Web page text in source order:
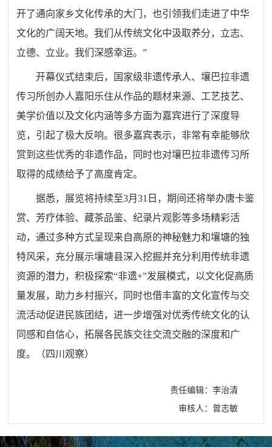
开了通向家乡文化传承的大门，也引领我们走进了中华
文化的广阔天地。我们从传统文化中汲取养分，立志、
立德、立业。我们深感幸运。”
开幕仪式结束后，国家级非遗传承人、壤巴拉非遗
传习所创办人嘉阳乐住从作品的题材来源、工艺技艺、
美学价值以及文化内涵等多方面为嘉宾进行了深度导
览，引起了极大反响。很多嘉宾表示，非常有幸能够欣
赏到这些优秀的非遗作品，同时也对壤巴拉非遗传习所
取得的成绩给予了高度肯定。
据悉，展览将持续至3月31日，期间还将举办唐卡鉴
赏、芳疗体验、藏茶品鉴、纪录片观影等多场精彩活
动，通过多种方式呈现来自高原的神秘魅力和壤塘的独
特风采，充分展示壤塘县深入挖掘并充分利用传统非遗
资源的潜力，积极探索“非遗+”发展模式，以文化促高质
量发展，助力乡村振兴，同时也借丰富的文化宣传与交
流活动促进民族团结，进一步增强对优秀传统文化的认
同感和自信心，拓展各民族交往交流交融的深度和广
度。（四川观察）
责任编辑：李治清
审核人：曾志敏